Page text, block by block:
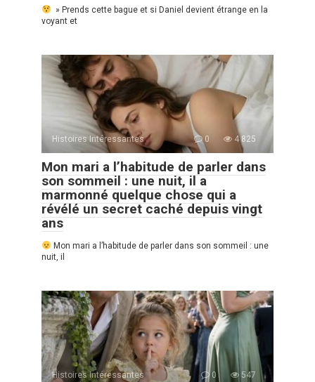
» Prends cette bague et si Daniel devient étrange en la
voyant et
Histoires Intéressantes 0 4 825
Mon mari a l’habitude de parler dans
son sommeil : une nuit, il a
marmonné quelque chose qui a
révélé un secret caché depuis vingt
ans
Mon mari a l’habitude de parler dans son sommeil : une
nuit, il
Histoires Intéressantes 0 547